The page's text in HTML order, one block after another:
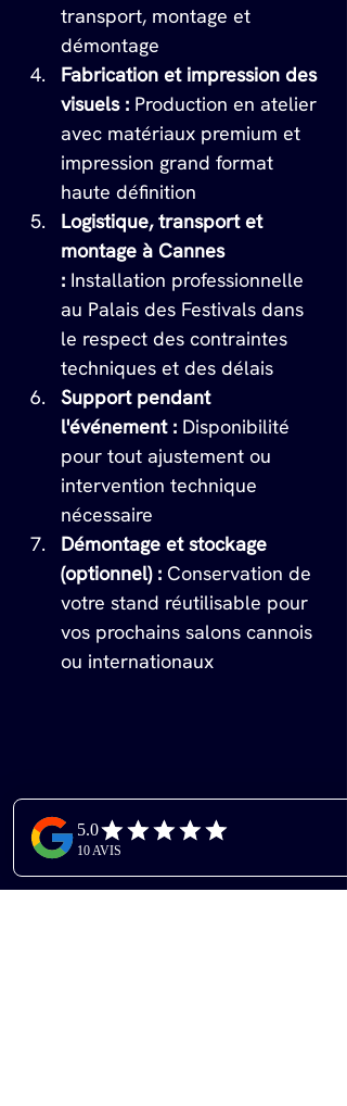
transport, montage et
démontage
Fabrication et impression des
visuels : Production en atelier
avec matériaux premium et
impression grand format
haute définition
Logistique, transport et
montage à Cannes
: Installation professionnelle
au Palais des Festivals dans
le respect des contraintes
techniques et des délais
Support pendant
l'événement : Disponibilité
pour tout ajustement ou
intervention technique
nécessaire
Démontage et stockage
(optionnel) : Conservation de
votre stand réutilisable pour
vos prochains salons cannois
ou internationaux